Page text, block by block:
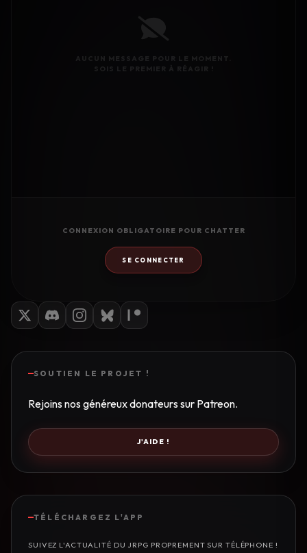
AUCUN MESSAGE POUR LE MOMENT.
SOIS LE PREMIER À RÉAGIR !
CONNEXION OBLIGATOIRE POUR CHATTER
SE CONNECTER
SOUTIEN LE PROJET !
Rejoins nos généreux donateurs sur Patreon.
J'AIDE !
TÉLÉCHARGEZ L'APP
SUIVEZ L'ACTUALITÉ DU JRPG PROPREMENT SUR TÉLÉPHONE !